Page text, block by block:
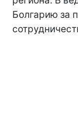
Болгарию за